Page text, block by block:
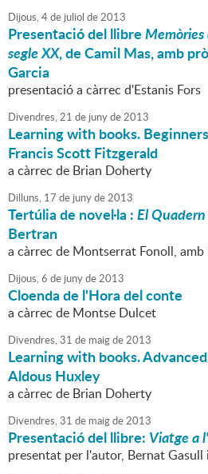
Dijous,4de juliol de2013
Presentació del llibre
segle XX, de Camil Mas, amb
Garcia
presentació a càrrec d'Estanis Fors
Divendres,21 de junyde2013
Learning with books.
Francis Scott Fitzgerald
a càrrec de Brian Doherty
Dilluns, 17 de junyde2013
Tertúlia de novel·la :El
Bertran
a càrrec de Montserrat Fonoll,
Dijous,6 de junyde2013
Cloenda de l'Hora del conte
a càrrec de Montse Dulcet
Divendres,31 de maigde2013
Learning with books.
Aldous Huxley
a càrrec de Brian Doherty
Divendres,31 de maigde2013
Presentació del llibre: Viatge a
presentat per l'autor, Bernat Gasull